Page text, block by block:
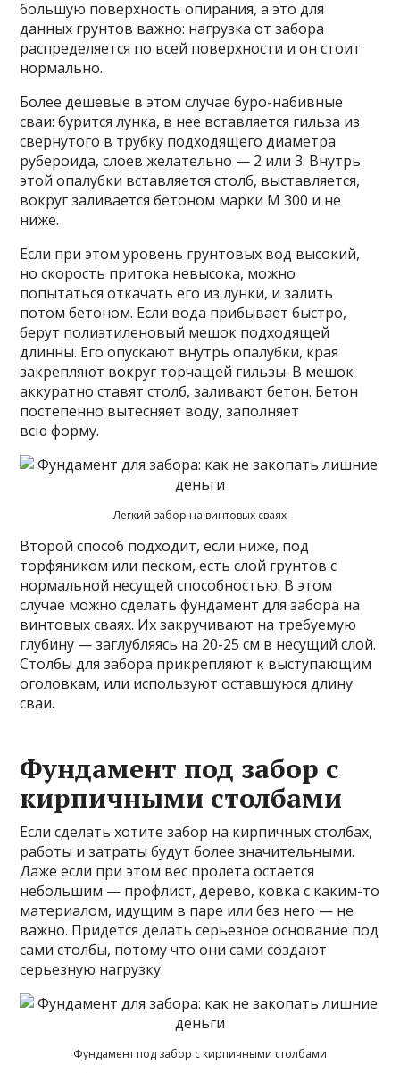
большую поверхность опирания, а это для
данных грунтов важно: нагрузка от забора
распределяется по всей поверхности и он стоит
нормально.
Более дешевые в этом случае буро-набивные
сваи: бурится лунка, в нее вставляется гильза из
свернутого в трубку подходящего диаметра
рубероида, слоев желательно — 2 или 3. Внутрь
этой опалубки вставляется столб, выставляется,
вокруг заливается бетоном марки М 300 и не
ниже.
Если при этом уровень грунтовых вод высокий,
но скорость притока невысока, можно
попытаться откачать его из лунки, и залить
потом бетоном. Если вода прибывает быстро,
берут полиэтиленовый мешок подходящей
длинны. Его опускают внутрь опалубки, края
закрепляют вокруг торчащей гильзы. В мешок
аккуратно ставят столб, заливают бетон. Бетон
постепенно вытесняет воду, заполняет
всю форму.
Легкий забор на винтовых сваях
Второй способ подходит, если ниже, под
торфяником или песком, есть слой грунтов с
нормальной несущей способностью. В этом
случае можно сделать фундамент для забора на
винтовых сваях. Их закручивают на требуемую
глубину — заглубляясь на 20-25 см в несущий слой.
Столбы для забора прикрепляют к выступающим
оголовкам, или используют оставшуюся длину
сваи.
Фундамент под забор с
кирпичными столбами
Если сделать хотите забор на кирпичных столбах,
работы и затраты будут более значительными.
Даже если при этом вес пролета остается
небольшим — профлист, дерево, ковка с каким-то
материалом, идущим в паре или без него — не
важно. Придется делать серьезное основание под
сами столбы, потому что они сами создают
серьезную нагрузку.
Фундамент под забор с кирпичными столбами